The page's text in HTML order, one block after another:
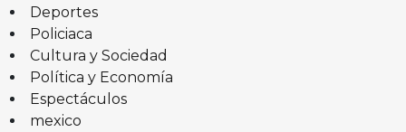
Deportes
Policiaca
Cultura y Sociedad
Política y Economía
Espectáculos
mexico